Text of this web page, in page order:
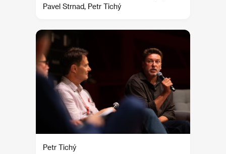
Pavel Strnad, Petr Tichý
Petr Tichý